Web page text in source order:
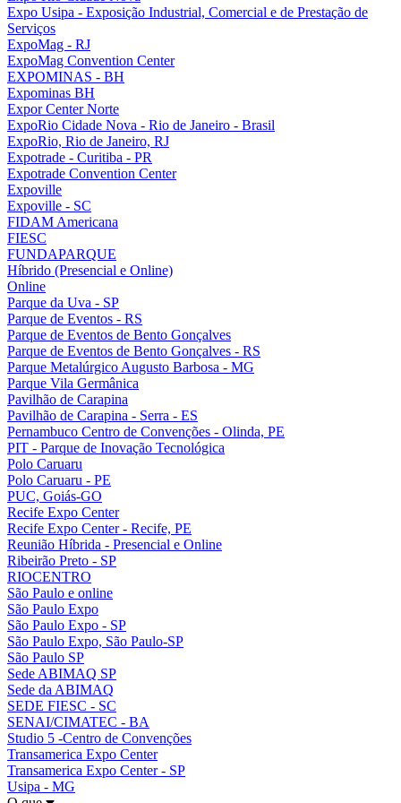
Expo Usipa - Exposição Industrial, Comercial e de Prestação de
Serviços
ExpoMag - RJ
ExpoMag Convention Center
EXPOMINAS - BH
Expominas BH
Expor Center Norte
ExpoRio Cidade Nova - Rio de Janeiro - Brasil
ExpoRio, Rio de Janeiro, RJ
Expotrade - Curitiba - PR
Expotrade Convention Center
Expoville
Expoville - SC
FIDAM Americana
FIESC
FUNDAPARQUE
Híbrido (Presencial e Online)
Online
Parque da Uva - SP
Parque de Eventos - RS
Parque de Eventos de Bento Gonçalves
Parque de Eventos de Bento Gonçalves - RS
Parque Metalúrgico Augusto Barbosa - MG
Parque Vila Germânica
Pavilhão de Carapina
Pavilhão de Carapina - Serra - ES
Pernambuco Centro de Convenções - Olinda, PE
PIT - Parque de Inovação Tecnológica
Polo Caruaru
Polo Caruaru - PE
PUC, Goiás-GO
Recife Expo Center
Recife Expo Center - Recife, PE
Reunião Híbrida - Presencial e Online
Ribeirão Preto - SP
RIOCENTRO
São Paulo e online
São Paulo Expo
São Paulo Expo - SP
São Paulo Expo, São Paulo-SP
São Paulo SP
Sede ABIMAQ SP
Sede da ABIMAQ
SEDE FIESC - SC
SENAI/CIMATEC - BA
Studio 5 -Centro de Convenções
Transamerica Expo Center
Transamerica Expo Center - SP
Usipa - MG